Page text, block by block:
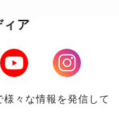
ア
Youtube
Instagram
々な情報を発信して